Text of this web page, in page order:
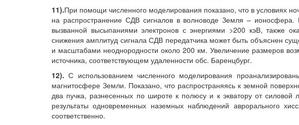
11).При помощи численного моделирования показано, что в условиях
на распространение СДВ сигналов в волноводе Земля – ионосфера.
вызванной высыпаниями электронов с энергиями >200 кэВ, также
снижения амплитуд сигнала СДВ передатчика может быть объяснен
и масштабами неоднородности около 200 км. Увеличение размеров
источника, соответствующем удаленности обс. Баренцбург.
12).С использованием численного моделирования
магнитосфере Земли. Показано, что распространяясь к земной
два пучка, разнесенных по широте к полюсу и к экватору от силовой
результаты одновременных наземных наблюдений аврорального
соответственно.